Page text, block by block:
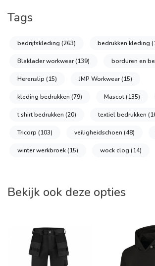
Tags
bedrijfskleding (263) bedrukken kleding
Blaklader workwear(139) borduren en
Herenslip (15) JMP Workwear(15)
kleding bedrukken (79) Mascot(135)
t shirt bedrukken (20) textiel bedrukken
Tricorp (103) veiligheidschoen (48)
winter werkbroek(15) wock clog (14)
Bekijk ook deze opties